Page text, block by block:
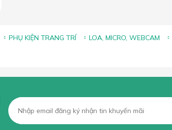
PHỤ KIỆN TRANG TRÍ LOA, MICRO, WEBCAM